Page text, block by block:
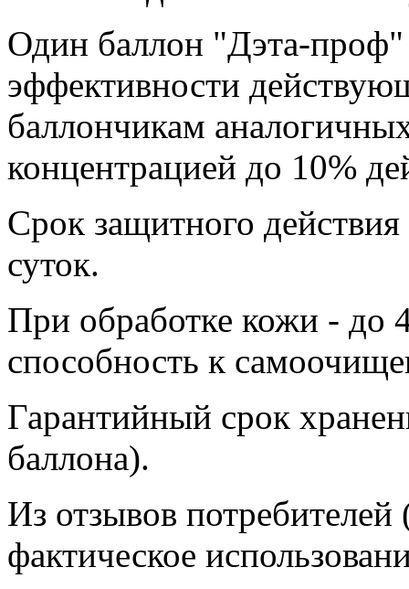
Один баллон "Дэта-
эффективности
баллончикам
концентрацией до 10%
Срок защитного
суток.
При обработке кожи - до
способность к
Гарантийный срок
баллона).
Из отзывов
фактическое